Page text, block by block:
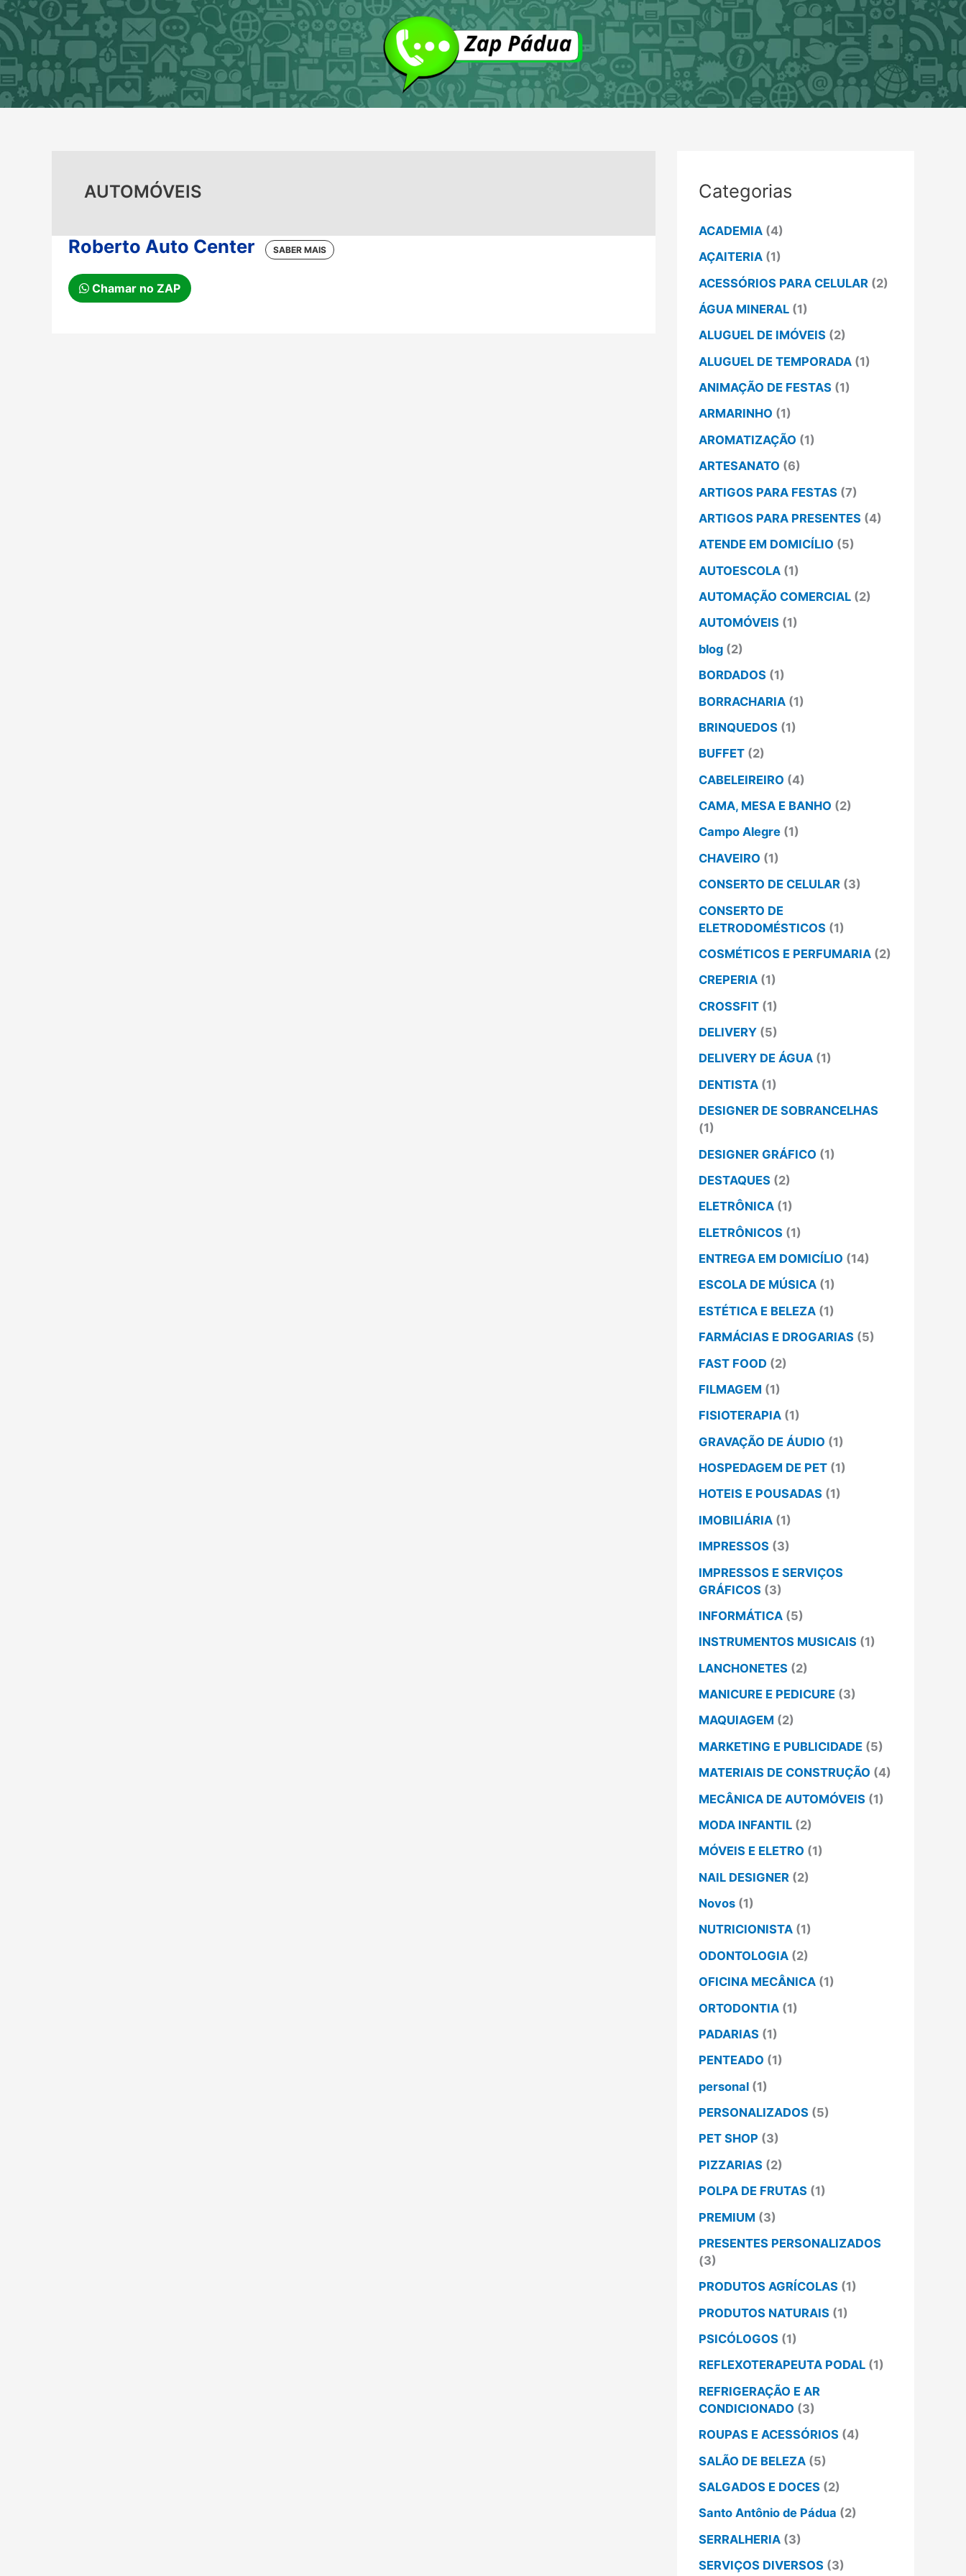
Ir
para
o
conteúdo
AUTOMÓVEIS
Roberto Auto Center
Chamar no ZAP
Categorias
ACADEMIA (4)
AÇAITERIA (1)
ACESSÓRIOS PARA CELULAR (2)
ÁGUA MINERAL (1)
ALUGUEL DE IMÓVEIS (2)
ALUGUEL DE TEMPORADA (1)
ANIMAÇÃO DE FESTAS (1)
ARMARINHO (1)
AROMATIZAÇÃO (1)
ARTESANATO (6)
ARTIGOS PARA FESTAS (7)
ARTIGOS PARA PRESENTES (4)
ATENDE EM DOMICÍLIO (5)
AUTOESCOLA (1)
AUTOMAÇÃO COMERCIAL (2)
AUTOMÓVEIS (1)
blog (2)
BORDADOS (1)
BORRACHARIA (1)
BRINQUEDOS (1)
BUFFET (2)
CABELEIREIRO (4)
CAMA, MESA E BANHO (2)
Campo Alegre (1)
CHAVEIRO (1)
CONSERTO DE CELULAR (3)
CONSERTO DE
ELETRODOMÉSTICOS (1)
COSMÉTICOS E PERFUMARIA (2)
CREPERIA (1)
CROSSFIT (1)
DELIVERY (5)
DELIVERY DE ÁGUA (1)
DENTISTA (1)
DESIGNER DE SOBRANCELHAS
(1)
DESIGNER GRÁFICO (1)
DESTAQUES (2)
ELETRÔNICA (1)
ELETRÔNICOS (1)
ENTREGA EM DOMICÍLIO (14)
ESCOLA DE MÚSICA (1)
ESTÉTICA E BELEZA (1)
FARMÁCIAS E DROGARIAS (5)
FAST FOOD (2)
FILMAGEM (1)
FISIOTERAPIA (1)
GRAVAÇÃO DE ÁUDIO (1)
HOSPEDAGEM DE PET (1)
HOTEIS E POUSADAS (1)
IMOBILIÁRIA (1)
IMPRESSOS (3)
IMPRESSOS E SERVIÇOS
GRÁFICOS (3)
INFORMÁTICA (5)
INSTRUMENTOS MUSICAIS (1)
LANCHONETES (2)
MANICURE E PEDICURE (3)
MAQUIAGEM (2)
MARKETING E PUBLICIDADE (5)
MATERIAIS DE CONSTRUÇÃO (4)
MECÂNICA DE AUTOMÓVEIS (1)
MODA INFANTIL (2)
MÓVEIS E ELETRO (1)
NAIL DESIGNER (2)
Novos (1)
NUTRICIONISTA (1)
ODONTOLOGIA (2)
OFICINA MECÂNICA (1)
ORTODONTIA (1)
PADARIAS (1)
PENTEADO (1)
personal (1)
PERSONALIZADOS (5)
PET SHOP (3)
PIZZARIAS (2)
POLPA DE FRUTAS (1)
PREMIUM (3)
PRESENTES PERSONALIZADOS
(3)
PRODUTOS AGRÍCOLAS (1)
PRODUTOS NATURAIS (1)
PSICÓLOGOS (1)
REFLEXOTERAPEUTA PODAL (1)
REFRIGERAÇÃO E AR
CONDICIONADO (3)
ROUPAS E ACESSÓRIOS (4)
SALÃO DE BELEZA (5)
SALGADOS E DOCES (2)
Santo Antônio de Pádua (2)
SERRALHERIA (3)
SERVIÇOS DIVERSOS (3)